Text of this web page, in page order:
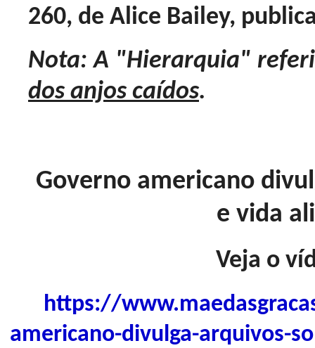
260, de Alice Bailey,
Nota: A "Hierarquia"
dos anjos caídos.
Governo americano
e vida
Veja o
https://
americano-divulga-arquivos-